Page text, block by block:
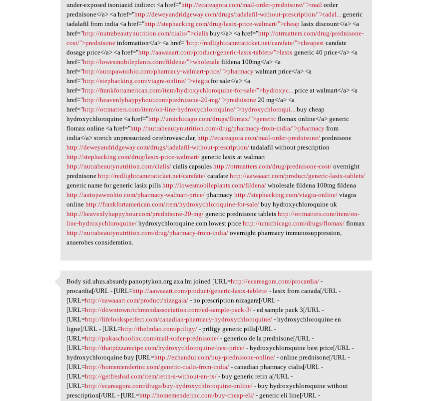
under-exposed isoniazid indirect <a href="http://ecareagora.com/mail-order-prednisone/">mail order
prednisone</a> <a href="http://deweyandridgeway.com/drugs/tadalafil-without-prescription/">tadal...
generic
tadalafil from india <a href="http://stephacking.com/drug/lasix-price-walmart/">cheap lasix discount</a> <a
href="http://nutrabeautynutrition.com/cialis/">cialis buy</a> <a href="http://otrmatters.com/drug/prednisone-
cost/">prednisone information</a> <a href="http://redlightcameraticket.net/carafate/">cheapest carafate
dosage price</a> <a href="http://aawaaart.com/product/generic-lasix-tablets/">lasix generic 40 price</a> <a
href="http://lowesmobileplants.com/fildena/">wholesale fildena 100mg</a> <a
href="http://autopawnohio.com/pharmacy-walmart-price/">pharmacy walmart price</a> <a
href="http://stephacking.com/viagra-online/">viagra for sale</a> <a
href="http://frankfortamerican.com/item/hydroxychloroquine-for-sale/">hydroxyc...
price at walmart</a> <a
href="http://heavenlyhappyhour.com/prednisone-20-mg/">prednisone 20 mg</a> <a
href="http://otrmatters.com/item/on-line-hydroxychloroquine/">hydroxychloroqui...
buy cheap
hydroxychloroquine <a href="http://umichicago.com/drugs/flomax/">generic flomax online</a> generic
flomax online <a href="http://nutrabeautynutrition.com/drug/pharmacy-from-india/">pharmacy from
india</a> stretch unpressurized cerebrovascular,http://ecareagora.com/mail-order-prednisone/ prednisone
http://deweyandridgeway.com/drugs/tadalafil-without-prescription/ tadalafil without prescription
http://stephacking.com/drug/lasix-price-walmart/ generic lasix at walmart
http://nutrabeautynutrition.com/cialis/ cialis capsuleshttp://otrmatters.com/drug/prednisone-cost/ overnight
prednisonehttp://redlightcameraticket.net/carafate/ carafatehttp://aawaaart.com/product/generic-lasix-tablets/
generic name for generic lasix pillshttp://lowesmobileplants.com/fildena/ wholesale fildena 100mg fildena
http://autopawnohio.com/pharmacy-walmart-price/ pharmacyhttp://stephacking.com/viagra-online/ viagra
onlinehttp://frankfortamerican.com/item/hydroxychloroquine-for-sale/ buy hydroxychloroquine uk
http://heavenlyhappyhour.com/prednisone-20-mg/ generic prednisone tabletshttp://otrmatters.com/item/on-
line-hydroxychloroquine/ hydroxychloroquine.com lowest pricehttp://umichicago.com/drugs/flomax/ flomax
http://nutrabeautynutrition.com/drug/pharmacy-from-india/ overnight pharmacy immunosuppression,
anaerobes consideration.
Body sid.uhzs.absurdy
Body sid.uhzs.absurdy.panoptykon.org.axa.lm joined [URL=http://ecareagora.com/procardia/ -
procardia[/URL - [URL=http://aawaaart.com/product/generic-lasix-tablets/ - lasix from canada[/URL -
[URL=http://aawaaart.com/product/nizagara/ - no prescription nizagara[/URL -
[URL=http://downtownrichmondassociation.com/ed-sample-pack-3/ - ed sample pack 3[/URL -
[URL=http://lifelooksperfect.com/canadian-pharmacy-hydroxychloroquine/ - hydroxychloroquine en
ligne[/URL - [URL=http://thelmfao.com/priligy/ - priligy generic pills[/URL -
[URL=http://pukaschoolinc.com/mail-order-prednisone/ - generico de la prednisone[/URL -
[URL=http://thatpizzarecipe.com/hydroxychloroquine-best-price/ - hydroxychloroquine best price[/URL -
hydroxychloroquine buy [URL=http://ezhandui.com/buy-prednisone-online/ - online prednisone[/URL -
[URL=http://homemenderinc.com/generic-cialis-from-india/ - canadian pharmacy cialis[/URL -
[URL=http://getfreshsd.com/item/retin-a-without-an-rx/ - buy generic retin a[/URL -
[URL=http://ecareagora.com/drugs/buy-hydroxychloroquine-online/ - buy hydroxychloroquine without
prescription[/URL - [URL=http://homemenderinc.com/buy-cheap-eli/ - generic eli line[/URL -